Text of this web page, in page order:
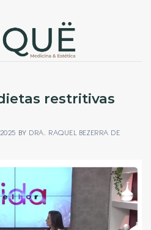
restritivas
BY DRA. RAQUEL BEZERRA DE